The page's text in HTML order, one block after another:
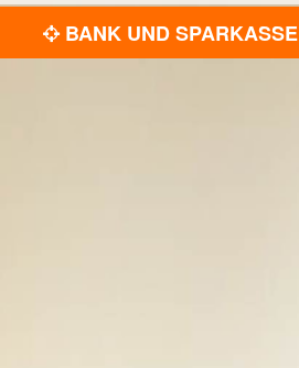
BANK UND SPARKASSE